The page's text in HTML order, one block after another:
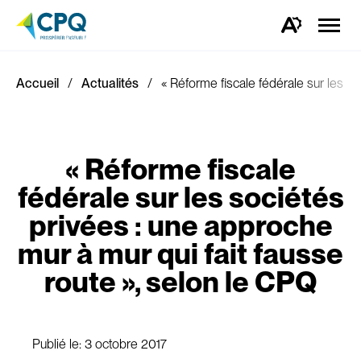
Ouvrez
d'accessibilité.
la
Accueil Actualités « Réforme fiscale fédérale sur les
« Réforme fiscale
fédérale sur les sociétés
privées : une approche
mur à mur qui fait fausse
route », selon le CPQ
Publié le: 3 octobre 2017